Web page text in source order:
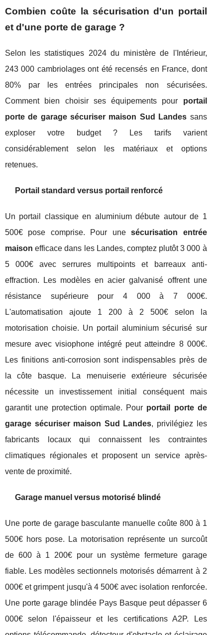
Combien coûte la sécurisation d'un portail
et d'une porte de garage ?
Selon les statistiques 2024 du ministère de l'Intérieur,
243 000 cambriolages ont été recensés en France, dont
80% par les entrées principales non sécurisées.
Comment bien choisir ses équipements pour portail
porte de garage sécuriser maison Sud Landes sans
exploser votre budget ? Les tarifs varient
considérablement selon les matériaux et options
retenues.
Portail standard versus portail renforcé
Un portail classique en aluminium débute autour de 1
500€ pose comprise. Pour unesécurisation entrée
maison efficace dans les Landes, comptez plutôt 3 000 à
5 000€ avec serrures multipoints et barreaux anti-
effraction. Les modèles en acier galvanisé offrent une
résistance supérieure pour 4 000 à 7 000€.
L'automatisation ajoute 1 200 à 2 500€ selon la
motorisation choisie. Un portail aluminium sécurisé sur
mesure avec visiophone intégré peut atteindre 8 000€.
Les finitions anti-corrosion sont indispensables près de
la côte basque. La menuiserie extérieure sécurisée
nécessite un investissement initial conséquent mais
garantit une protection optimale. Pour portail porte de
garage sécuriser maison Sud Landes, privilégiez les
fabricants locaux qui connaissent les contraintes
climatiques régionales et proposent un service après-
vente de proximité.
Garage manuel versus motorisé blindé
Une porte de garage basculante manuelle coûte 800 à 1
500€ hors pose. La motorisation représente un surcoût
de 600 à 1 200€ pour un système fermeture garage
fiable. Les modèles sectionnels motorisés démarrent à 2
000€ et grimpent jusqu'à 4 500€ avec isolation renforcée.
Une porte garage blindée Pays Basque peut dépasser 6
000€ selon l'épaisseur et les certifications A2P. Les